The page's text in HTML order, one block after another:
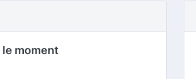
moment